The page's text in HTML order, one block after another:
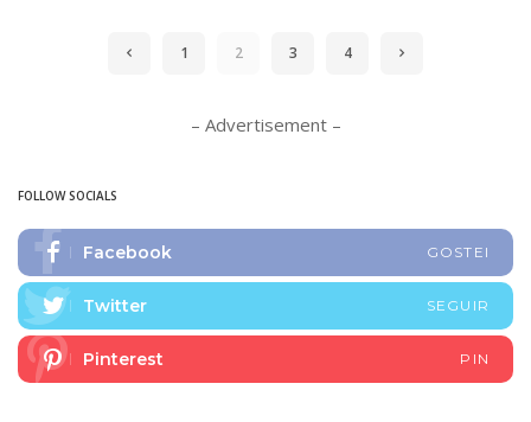
1 2 3 4
– Advertisement –
FOLLOW SOCIALS
Facebook GOSTEI
Twitter SEGUIR
Pinterest PIN